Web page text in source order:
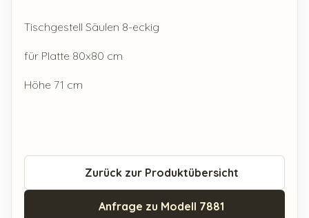
Tischgestell Säulen 8-eckig
für Platte 80x80 cm
Höhe 71 cm
Zurück zur Produktübersicht
Anfrage zu Modell 7881